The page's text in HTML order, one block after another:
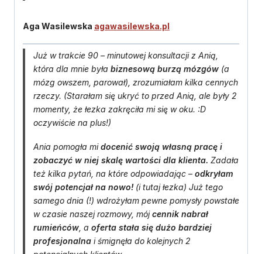
Aga Wasilewska agawasilewska.pl
Już w trakcie 90 – minutowej konsultacji z Anią,
która dla mnie była biznesową burzą mózgów (a
mózg owszem, parował), zrozumiałam kilka cennych
rzeczy. (Starałam się ukryć to przed Anią, ale były 2
momenty, że łezka zakręciła mi się w oku. :D
oczywiście na plus!)
Ania pomogła midocenić swoją własną pracę i
zobaczyć w niej skalę wartości dla klienta. Zadała
też kilka pytań, na które odpowiadając – odkryłam
swój potencjał na nowo!(i tutaj łezka) Już tego
samego dnia (!) wdrożyłam pewne pomysły powstałe
w czasie naszej rozmowy, mójcennik nabrał
rumieńców , a oferta stała się dużo bardziej
profesjonalna i śmignęła do kolejnych 2